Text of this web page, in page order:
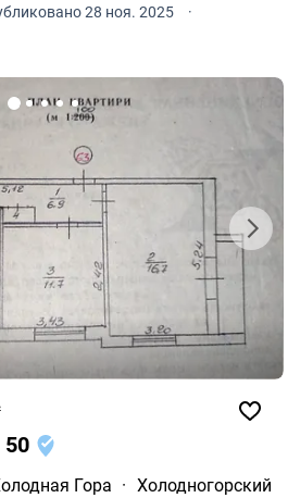
28 ноя. 2025
·
50
Гора · Холодногорский